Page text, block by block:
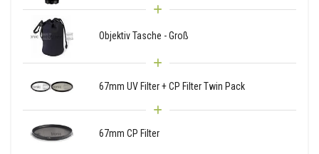
Objektiv Tasche - Groß
67mm UV Filter + CP Filter Twin Pack
67mm CP Filter